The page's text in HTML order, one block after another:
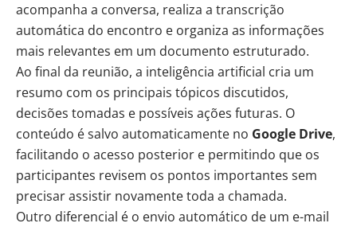
acompanha a conversa, realiza a transcrição
automática do encontro e organiza as informações
mais relevantes em um documento estruturado.
Ao final da reunião, a inteligência artificial cria um
resumo com os principais tópicos discutidos,
decisões tomadas e possíveis ações futuras. O
conteúdo é salvo automaticamente no Google Drive,
facilitando o acesso posterior e permitindo que os
participantes revisem os pontos importantes sem
precisar assistir novamente toda a chamada.
Outro diferencial é o envio automático de um e-mail